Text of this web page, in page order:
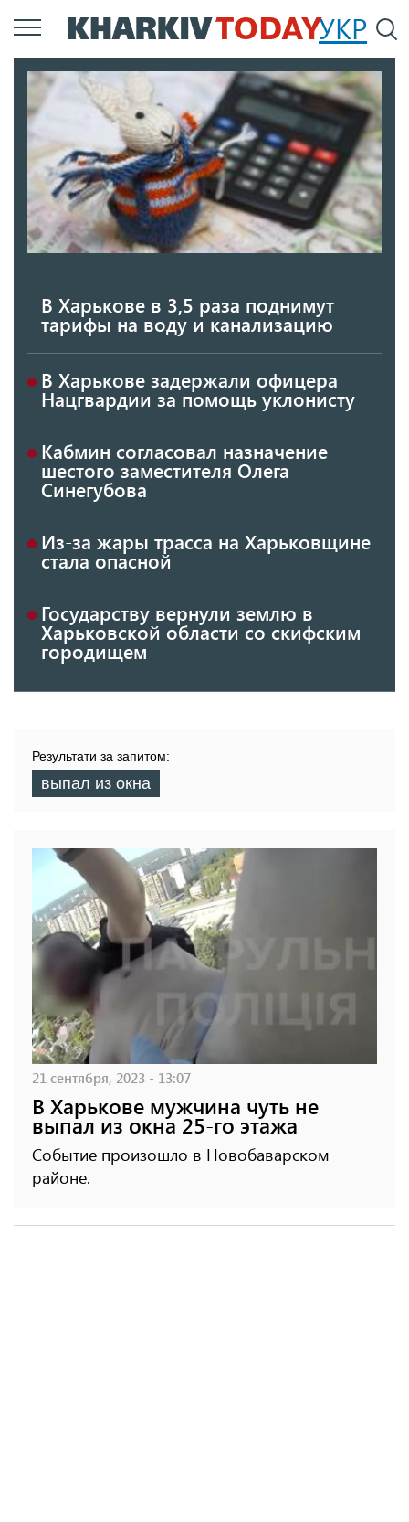
Перейти
к
содержанию
УКР
В Харькове в 3,5 раза поднимут
тарифы на воду и канализацию
В Харькове задержали офицера
Нацгвардии за помощь уклонисту
Кабмин согласовал назначение
шестого заместителя Олега
Синегубова
Из-за жары трасса на Харьковщине
стала опасной
Государству вернули землю в
Харьковской области со скифским
городищем
Результати за запитом:
выпал из окна
21 сентября, 2023 - 13:07
В Харькове мужчина чуть не
выпал из окна 25-го этажа
Событие произошло в Новобаварском
районе.